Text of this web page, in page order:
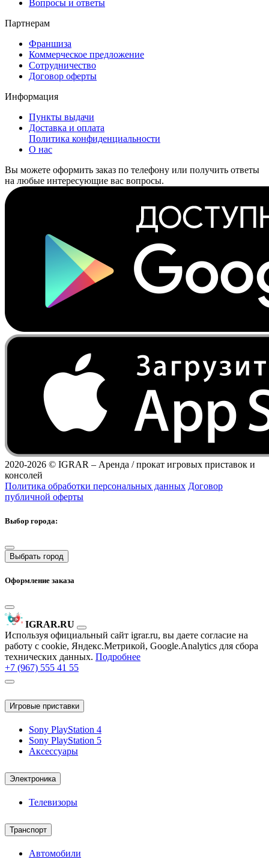
Вопросы и ответы
Партнерам
Франшиза
Коммерческое предложение
Сотрудничество
Договор оферты
Информация
Пункты выдачи
Доставка и оплата
Политика конфиденциальности
О нас
Вы можете оформить заказ по телефону или получить ответы
на любые интересующие вас вопросы.
2020-2026 © IGRAR – Аренда / прокат игровых приставок и
консолей
Политика обработки персональных данных Договор
публичной оферты
Выбор города:
Выбрать город
Оформление заказа
IGRAR.RU
Используя официальный сайт igrar.ru, вы даете согласие на
работу с cookie, Яндекс.Метрикой, Google.Analytics для сбора
технических данных. Подробнее
+7 (967) 555 41 55
Игровые приставки
Sony PlayStation 4
Sony PlayStation 5
Аксессуары
Электроника
Телевизоры
Транспорт
Автомобили